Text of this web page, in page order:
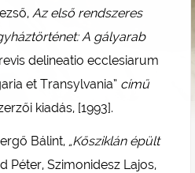
Az első rendszeres
A gályarab
delineatio ecclesiarum
et Transylvania” című
kiadás, [1993].
Bálint, „Kősziklán épült
Péter, Szimonidesz Lajos,